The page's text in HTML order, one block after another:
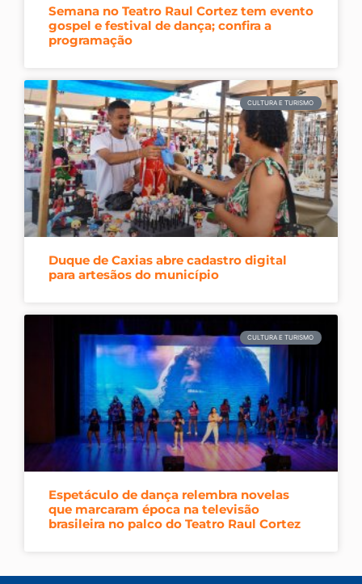
Semana no Teatro Raul Cortez tem evento
gospel e festival de dança; confira a
programação
CULTURA E TURISMO
Duque de Caxias abre cadastro digital
para artesãos do município
CULTURA E TURISMO
Espetáculo de dança relembra novelas
que marcaram época na televisão
brasileira no palco do Teatro Raul Cortez